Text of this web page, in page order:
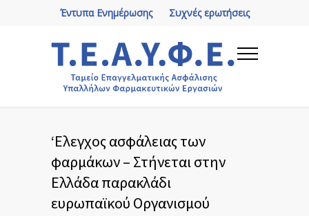
Συχνές ερωτήσεις
Έντυπα Ενημέρωσης
‘Ελεγχος ασφάλειας των
φαρμάκων – Στήνεται στην
Ελλάδα παρακλάδι
ευρωπαϊκού Οργανισμού